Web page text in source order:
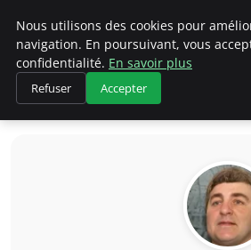
Accueil Manon Dufour
Nous utilisons des cookies pour
navigation. En poursuivant, vous
confidentialité. En savoir plus
Refuser Accepter